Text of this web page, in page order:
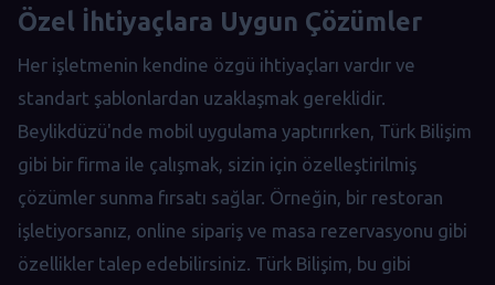
Özel İhtiyaçlara Uygun Çözümler
Her işletmenin kendine özgü ihtiyaçları vardır ve
standart şablonlardan uzaklaşmak gereklidir.
Beylikdüzü'nde mobil uygulama yaptırırken, Türk Bilişim
gibi bir firma ile çalışmak, sizin için özelleştirilmiş
çözümler sunma fırsatı sağlar. Örneğin, bir restoran
işletiyorsanız, online sipariş ve masa rezervasyonu gibi
özellikler talep edebilirsiniz. Türk Bilişim, bu gibi